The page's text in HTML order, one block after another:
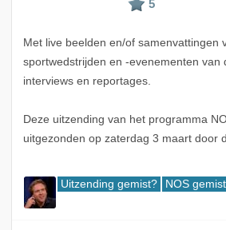
Met live beelden en/of samenvattingen
sportwedstrijden en -evenementen van
interviews en reportages.
Deze uitzending van het programma
uitgezonden op zaterdag 3 maart door
Uitzending gemist? NOS